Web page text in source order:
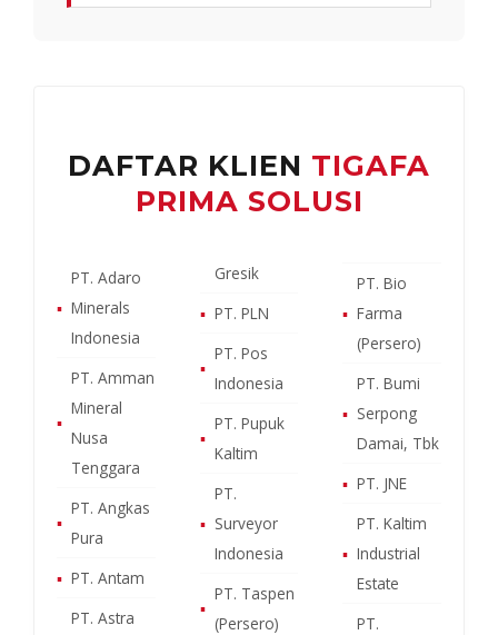
DAFTAR KLIEN TIGAFA
PRIMA SOLUSI
▪
PT. Adaro
Minerals
Indonesia
▪
PT. Amman
Mineral
Nusa
Tenggara
▪
PT. Angkas
Pura
▪ PT. Antam
PT. Astra
Gresik
▪ PT. PLN
▪
PT. Pos
Indonesia
▪
PT. Pupuk
Kaltim
▪
PT.
Surveyor
Indonesia
▪
PT. Taspen
(Persero)
▪
PT. Bio
Farma
(Persero)
▪
PT. Bumi
Serpong
Damai, Tbk
▪ PT. JNE
▪
PT. Kaltim
Industrial
Estate
PT.